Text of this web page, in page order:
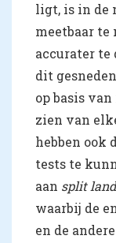
ligt, is in de
meetbaar te
accurater te
dit
op basis
zien van
hebben ook
tests te
aan split
waarbij de
en de